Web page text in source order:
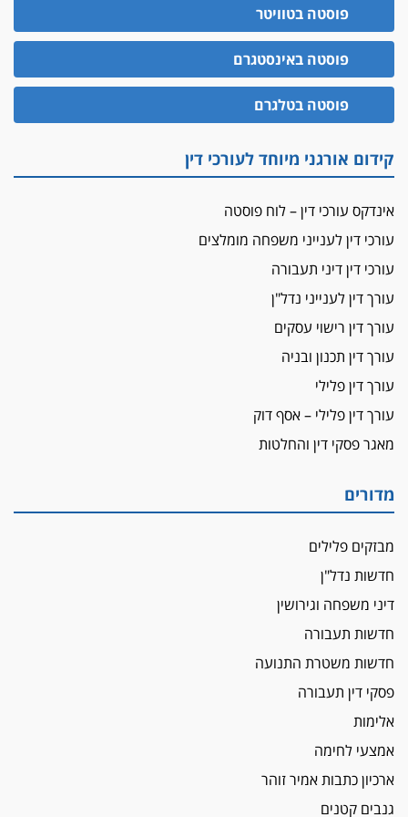
הזכות לטנף
זוכה עורך-דין שהשווה את ברק לסינוואר ואת
מאסר לעורך הדין
מאסר בפועל לעו"ד מהצפון שהגיש תביעות
פיקטיביות בשם פלסטינים
על המידתיות
ביה"ד המשמעתי ביטל השעיה לצמיתות של
אשם
עו"ד הלל בבייב הורשע בהונאת עשרות לקוחות,
ההסדר: 7-9 שנות מאסר
דין ומקרקעין
עורך דין ברמת השרון נחקר בחשד למרמה בעסקת
"אני מכינה 5-6 ג'וינטים ביום"
תובעת משטרתית פוטרה בחשד לעישון סמים
שנחשף בפעילות בלשים בטלגרם
לא בכל יום
הכנסת אישרה
איבה
איתות מירושלים
יו"ר המחוז צ'צ'קס מכנס ישיבה להדחת
מחאת הפרקליטים והסנגורים
עם השופטים
הביקורת חוגגת
מבקר לשכת עורכי הדין בתביעה נגד "איכות
נכנס לאינדקס
פוסטה בטוויטר
פוסטה באינסטגרם
פוסטה בטלגרם
קידום אורגני מיוחד לעורכי דין
אינדקס עורכי דין – לוח פוסטה
עורכי דין לענייני משפחה מומלצים
עורכי דין דיני תעבורה
עורך דין לענייני נדל"ן
עורך דין רישוי עסקים
עורך דין תכנון ובניה
עורך דין פלילי
עורך דין פלילי – אסף דוק
מאגר פסקי דין והחלטות
מדורים
מבזקים פלילים
חדשות נדל"ן
דיני משפחה וגירושין
חדשות תעבורה
חדשות משטרת התנועה
פסקי דין תעבורה
אלימות
אמצעי לחימה
ארכיון כתבות אמיר זוהר
גנבים קטנים